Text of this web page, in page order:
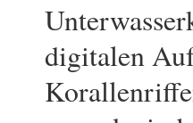
digitalen